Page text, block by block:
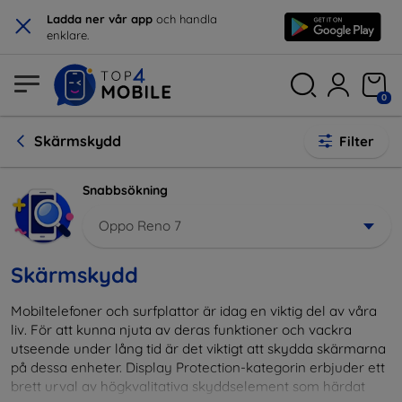
× Ladda ner vår app och handla
enklare.
0
Skärmskydd Filter
Snabbsökning
Oppo Reno 7
Skärmskydd
Mobiltelefoner och surfplattor är idag en viktig del av våra
liv. För att kunna njuta av deras funktioner och vackra
utseende under lång tid är det viktigt att skydda skärmarna
på dessa enheter. Display Protection-kategorin erbjuder ett
brett urval av högkvalitativa skyddselement som härdat